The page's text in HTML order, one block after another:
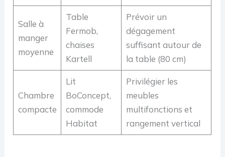
Salle à
manger
moyenne
Table
Fermob,
chaises
Kartell
Prévoir un
dégagement
suffisant autour de
la table (80 cm)
Chambre
compacte
Lit
BoConcept,
commode
Habitat
Privilégier les
meubles
multifonctions et
rangement vertical